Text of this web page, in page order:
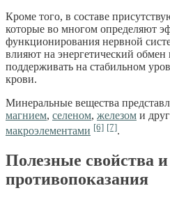
Кроме того, в составе
которые во многом определяют
функционирования нервной
влияют на энергетический
поддерживать на стабильном
крови.
Минеральные вещества
магнием, селеном, железом и
макроэлементами [6] [7].
Полезные свойства и
противопоказания